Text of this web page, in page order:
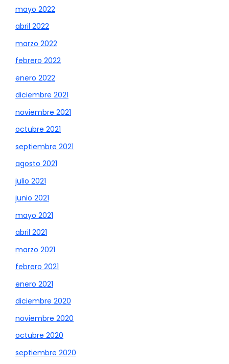
mayo 2022
abril 2022
marzo 2022
febrero 2022
enero 2022
diciembre 2021
noviembre 2021
octubre 2021
septiembre 2021
agosto 2021
julio 2021
junio 2021
mayo 2021
abril 2021
marzo 2021
febrero 2021
enero 2021
diciembre 2020
noviembre 2020
octubre 2020
septiembre 2020